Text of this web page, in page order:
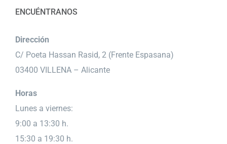
ENCUÉNTRANOS
Dirección
C/ Poeta Hassan Rasid, 2 (Frente Espasana)
03400 VILLENA – Alicante
Horas
Lunes a viernes:
9:00 a 13:30 h.
15:30 a 19:30 h.